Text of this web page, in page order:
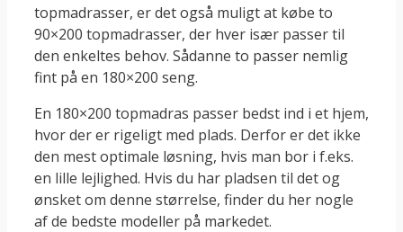
topmadrasser, er det også muligt at købe to
90×200 topmadrasser, der hver især passer til
den enkeltes behov. Sådanne to passer nemlig
fint på en 180×200 seng.
En 180×200 topmadras passer bedst ind i et hjem,
hvor der er rigeligt med plads. Derfor er det ikke
den mest optimale løsning, hvis man bor i f.eks.
en lille lejlighed. Hvis du har pladsen til det og
ønsket om denne størrelse, finder du her nogle
af de bedste modeller på markedet.